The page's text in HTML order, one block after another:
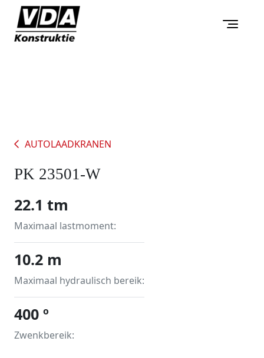
AUTOLAADKRANEN
PK 23501-W
Maximaal lastmoment:
22.1 tm
Maximaal hydraulisch bereik:
10.2 m
Zwenkbereik:
400 º